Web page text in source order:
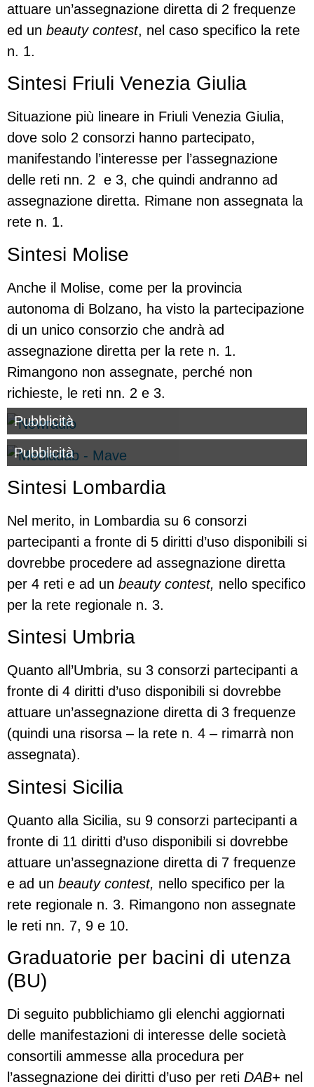
attuare un’assegnazione diretta di 2 frequenze
ed un beauty contest, nel caso specifico la rete
n. 1.
Sintesi Friuli Venezia Giulia
Situazione più lineare in Friuli Venezia Giulia,
dove solo 2 consorzi hanno partecipato,
manifestando l’interesse per l’assegnazione
delle reti nn. 2 e 3, che quindi andranno ad
assegnazione diretta. Rimane non assegnata la
rete n. 1.
Sintesi Molise
Anche il Molise, come per la provincia
autonoma di Bolzano, ha visto la partecipazione
di un unico consorzio che andrà ad
assegnazione diretta per la rete n. 1.
Rimangono non assegnate, perché non
richieste, le reti nn. 2 e 3.
Pubblicità
Pubblicità
Sintesi Lombardia
Nel merito, in Lombardia su 6 consorzi
partecipanti a fronte di 5 diritti d’uso disponibili si
dovrebbe procedere ad assegnazione diretta
per 4 reti e ad un beauty contest, nello specifico
per la rete regionale n. 3.
Sintesi Umbria
Quanto all’Umbria, su 3 consorzi partecipanti a
fronte di 4 diritti d’uso disponibili si dovrebbe
attuare un’assegnazione diretta di 3 frequenze
(quindi una risorsa – la rete n. 4 – rimarrà non
assegnata).
Sintesi Sicilia
Quanto alla Sicilia, su 9 consorzi partecipanti a
fronte di 11 diritti d’uso disponibili si dovrebbe
attuare un’assegnazione diretta di 7 frequenze
e ad un beauty contest, nello specifico per la
rete regionale n. 3. Rimangono non assegnate
le reti nn. 7, 9 e 10.
Graduatorie per bacini di utenza
(BU)
Di seguito pubblichiamo gli elenchi aggiornati
delle manifestazioni di interesse delle società
consortili ammesse alla procedura per
l’assegnazione dei diritti d’uso per reti DAB+ nel